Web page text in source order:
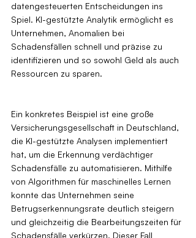
datengesteuerten Entscheidungen ins
Spiel. KI-gestützte Analytik ermöglicht es
Unternehmen, Anomalien bei
Schadensfällen schnell und präzise zu
identifizieren und so sowohl Geld als auch
Ressourcen zu sparen.
Ein konkretes Beispiel ist eine große
Versicherungsgesellschaft in Deutschland,
die KI-gestützte Analysen implementiert
hat, um die Erkennung verdächtiger
Schadensfälle zu automatisieren. Mithilfe
von Algorithmen für maschinelles Lernen
konnte das Unternehmen seine
Betrugserkennungsrate deutlich steigern
und gleichzeitig die Bearbeitungszeiten für
Schadensfälle verkürzen. Dieser Fall